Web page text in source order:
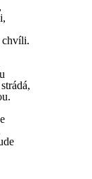
chvíli.